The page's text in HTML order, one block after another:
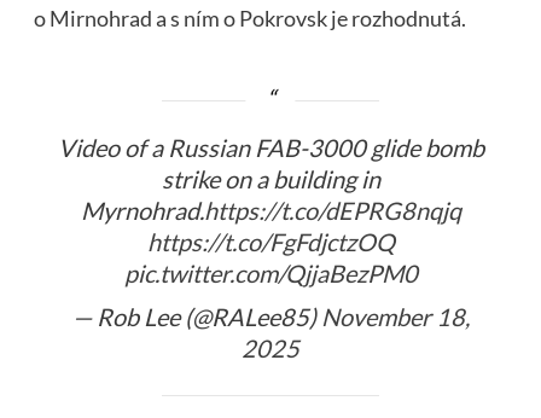
o Mirnohrad a s ním o Pokrovsk je rozhodnutá.
Video of a Russian FAB-3000 glide bomb
strike on a building in
Myrnohrad.https://t.co/dEPRG8nqjq
https://t.co/FgFdjctzOQ
pic.twitter.com/QjjaBezPM0
— Rob Lee (@RALee85) November 18,
2025